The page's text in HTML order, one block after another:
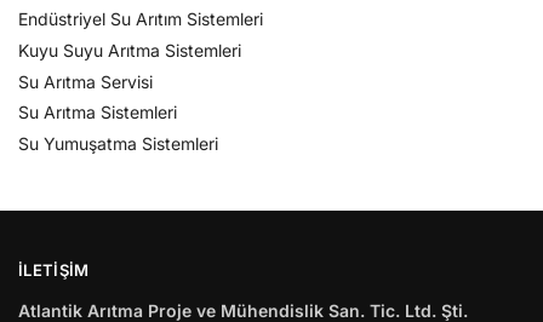
Endüstriyel Su Arıtım Sistemleri
Kuyu Suyu Arıtma Sistemleri
Su Arıtma Servisi
Su Arıtma Sistemleri
Su Yumuşatma Sistemleri
İLETIŞIM
Atlantik Arıtma Proje ve Mühendislik San. Tic. Ltd. Şti.